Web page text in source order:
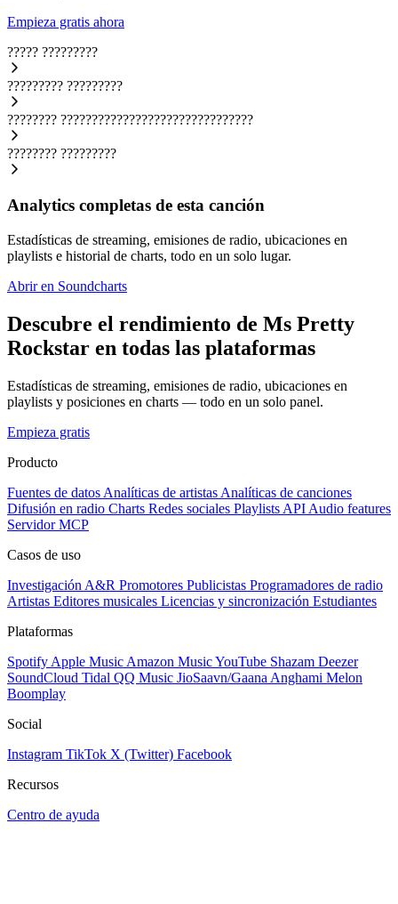
Empieza gratis ahora
????? ?????????
????????? ?????????
???????? ???????????????????????????????
???????? ?????????
Analytics completas de esta canción
Estadísticas de streaming, emisiones de radio, ubicaciones en
playlists e historial de charts, todo en un solo lugar.
Abrir en Soundcharts
Descubre el rendimiento de Ms Pretty
Rockstar en todas las plataformas
Estadísticas de streaming, emisiones de radio, ubicaciones en
playlists y posiciones en charts — todo en un solo panel.
Empieza gratis
Producto
Fuentes de datos Analíticas de artistas Analíticas de canciones
Difusión en radio Charts Redes sociales Playlists API Audio features
Servidor MCP
Casos de uso
Investigación A&R Promotores Publicistas Programadores de radio
Artistas Editores musicales Licencias y sincronización Estudiantes
Plataformas
Spotify Apple Music Amazon MusicYouTube Shazam Deezer
SoundCloud Tidal QQ Music JioSaavn/Gaana Anghami Melon
Boomplay
Social
Instagram TikTok X (Twitter) Facebook
Recursos
Centro de ayuda